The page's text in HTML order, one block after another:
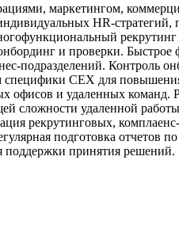
маркетингом,
HR-
и проверки.
подразделений. Контроль
CEX для
офисов и удаленных
сложности удаленной
рекрутинговых,
подготовка отчетов
поддержки принятия решений.